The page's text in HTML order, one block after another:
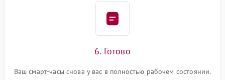
6. Готово
Ваш смарт-часы снова у вас в полностью рабочем состоянии.